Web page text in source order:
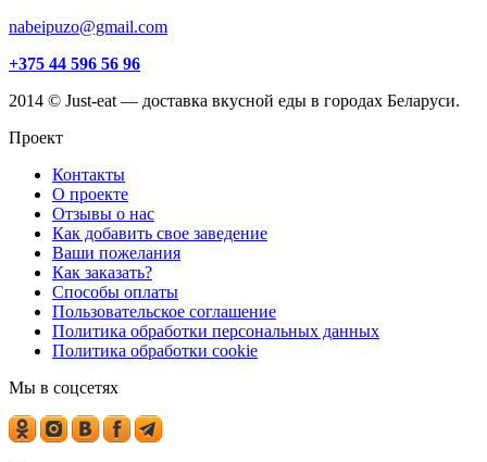
nabeipuzo@gmail.com
+375 44 596 56 96
2014 © Just-eat — доставка вкусной еды в городах Беларуси.
Проект
Контакты
О проекте
Отзывы о нас
Как добавить свое заведение
Ваши пожелания
Как заказать?
Способы оплаты
Пользовательское соглашение
Политика обработки персональных данных
Политика обработки cookie
Мы в соцсетях